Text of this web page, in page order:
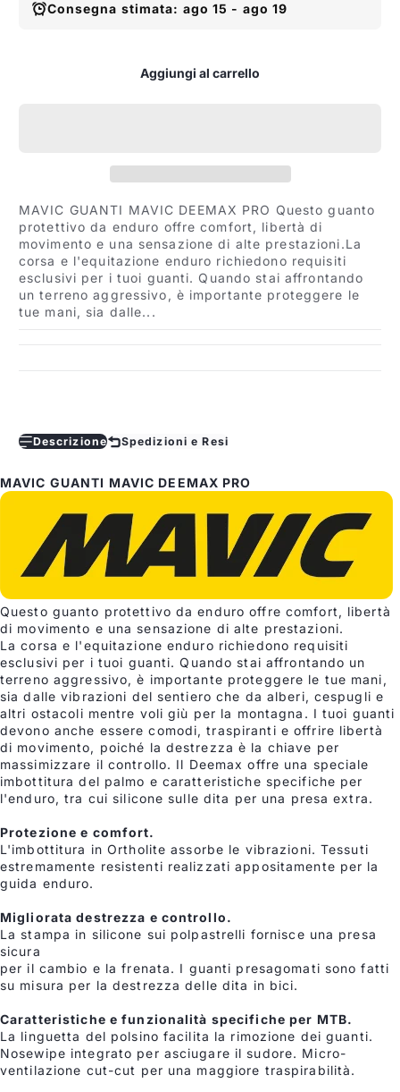
Consegna stimata: ago 15 - ago 19
Aggiungi al carrello
MAVIC GUANTI MAVIC DEEMAX PRO Questo guanto
protettivo da enduro offre comfort, libertà di
movimento e una sensazione di alte prestazioni.La
corsa e l'equitazione enduro richiedono requisiti
esclusivi per i tuoi guanti. Quando stai affrontando
un terreno aggressivo, è importante proteggere le
tue mani, sia dalle...
Descrizione Spedizioni e Resi
MAVIC GUANTI MAVIC DEEMAX PRO
Questo guanto protettivo da enduro offre comfort, libertà
di movimento e una sensazione di alte prestazioni.
La corsa e l'equitazione enduro richiedono requisiti
esclusivi per i tuoi guanti. Quando stai affrontando un
terreno aggressivo, è importante proteggere le tue mani,
sia dalle vibrazioni del sentiero che da alberi, cespugli e
altri ostacoli mentre voli giù per la montagna. I tuoi guanti
devono anche essere comodi, traspiranti e offrire libertà
di movimento, poiché la destrezza è la chiave per
massimizzare il controllo. Il Deemax offre una speciale
imbottitura del palmo e caratteristiche specifiche per
l'enduro, tra cui silicone sulle dita per una presa extra.
Protezione e comfort.
L'imbottitura in Ortholite assorbe le vibrazioni. Tessuti
estremamente resistenti realizzati appositamente per la
guida enduro.
Migliorata destrezza e controllo.
La stampa in silicone sui polpastrelli fornisce una presa
sicura
per il cambio e la frenata. I guanti presagomati sono fatti
su misura per la destrezza delle dita in bici.
Caratteristiche e funzionalità specifiche per MTB.
La linguetta del polsino facilita la rimozione dei guanti.
Nosewipe integrato per asciugare il sudore. Micro-
ventilazione cut-cut per una maggiore traspirabilità.